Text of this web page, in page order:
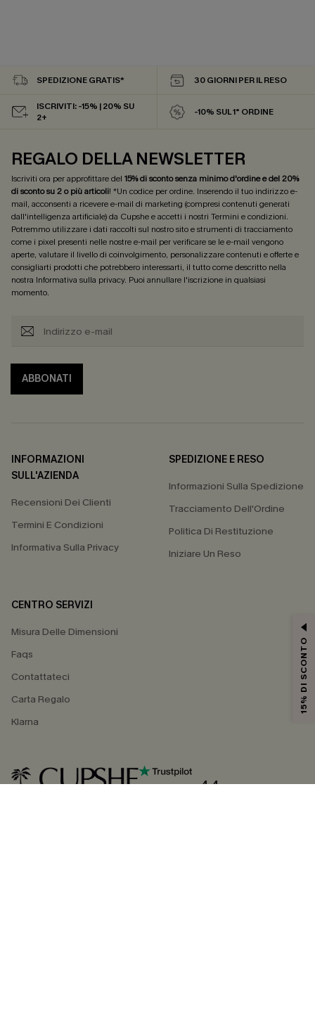
SPEDIZIONE GRATIS* 30 GIORNI PER IL RESO
ISCRIVITI: -15% | 20% SU
2+
-10% SUL 1° ORDINE
REGALO DELLA NEWSLETTER
Iscriviti ora per approfittare del 15% di sconto senza minimo d'ordine e del 20%
di sconto su 2 o più articoli! *Un codice per ordine. Inserendo il tuo indirizzo e-
mail, acconsenti a ricevere e-mail di marketing (compresi contenuti generati
dall'intelligenza artificiale) da Cupshe e accetti i nostri Termini e condizioni.
Potremmo utilizzare i dati raccolti sul nostro sito e strumenti di tracciamento
come i pixel presenti nelle nostre e-mail per verificare se le e-mail vengono
aperte, valutare il livello di coinvolgimento, personalizzare contenuti e offerte e
consigliarti prodotti che potrebbero interessarti, il tutto come descritto nella
nostra Informativa sulla privacy. Puoi annullare l'iscrizione in qualsiasi
momento.
ABBONATI
INFORMAZIONI
SULL'AZIENDA
Recensioni Dei Clienti
Termini E Condizioni
Informativa Sulla Privacy
SPEDIZIONE E RESO
Informazioni Sulla Spedizione
Tracciamento Dell'Ordine
Politica Di Restituzione
Iniziare Un Reso
CENTRO SERVIZI
Misura Delle Dimensioni
Faqs
Contattateci
Carta Regalo
Klarna
4.4
15% DI SCONTO